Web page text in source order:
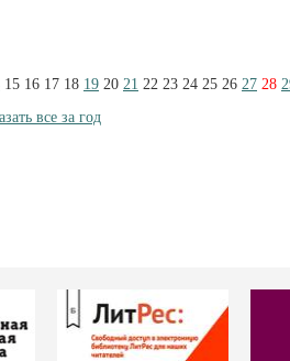
15 16 17 18 19 20 21 22 23 24 25 26 27 28
все за год